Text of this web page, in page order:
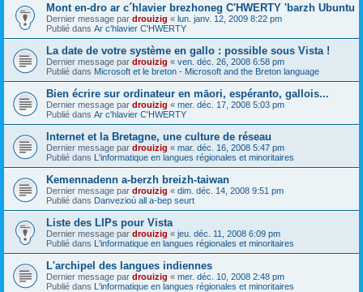
Mont en-dro ar c´hlavier brezhoneg C'HWERTY 'barzh Ubuntu
Dernier message par drouizig « lun. janv. 12, 2009 8:22 pm
Publié dans Ar c'hlavier C'HWERTY
La date de votre système en gallo : possible sous Vista !
Dernier message par drouizig « ven. déc. 26, 2008 6:58 pm
Publié dans Microsoft et le breton - Microsoft and the Breton language
Bien écrire sur ordinateur en māori, espéranto, gallois...
Dernier message par drouizig « mer. déc. 17, 2008 5:03 pm
Publié dans Ar c'hlavier C'HWERTY
Internet et la Bretagne, une culture de réseau
Dernier message par drouizig « mar. déc. 16, 2008 5:47 pm
Publié dans L'informatique en langues régionales et minoritaires
Kemennadenn a-berzh breizh-taiwan
Dernier message par drouizig « dim. déc. 14, 2008 9:51 pm
Publié dans Danvezioù all a-bep seurt
Liste des LIPs pour Vista
Dernier message par drouizig « jeu. déc. 11, 2008 6:09 pm
Publié dans L'informatique en langues régionales et minoritaires
L'archipel des langues indiennes
Dernier message par drouizig « mer. déc. 10, 2008 2:48 pm
Publié dans L'informatique en langues régionales et minoritaires